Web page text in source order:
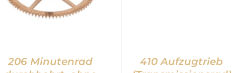
206 Minutenrad
410 Aufzugtrieb